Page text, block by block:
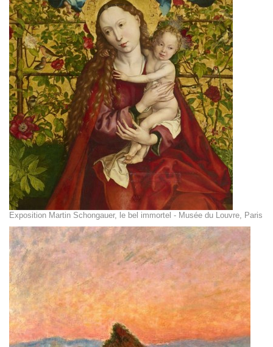
Exposition Martin Schongauer, le bel immortel - Musée du Louvre, Paris